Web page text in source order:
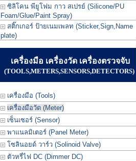
ซิลิโคน พียูโฟม กาว สเปรย์ (Silicone/PU
Foam/Glue/Paint Spray)
สติ๊กเกอร์ ป้ายเนมเพลท (Sticker,Sign,Name
plate)
เครื่องมือ เครื่องวัด เครื่องตรวจจับ
(TOOLS,METERS,SENSORS,DETECTORS)
เครื่องมือ (Tools)
เครื่องมือวัด (Meter)
เซ็นเซอร์ (Sensor)
พาแนลมิเตอร์ (Panel Meter)
โซลินอยด์ วาร์ว (Solinoid Valve)
ตัวหรี่ไฟ DC (Dimmer DC)